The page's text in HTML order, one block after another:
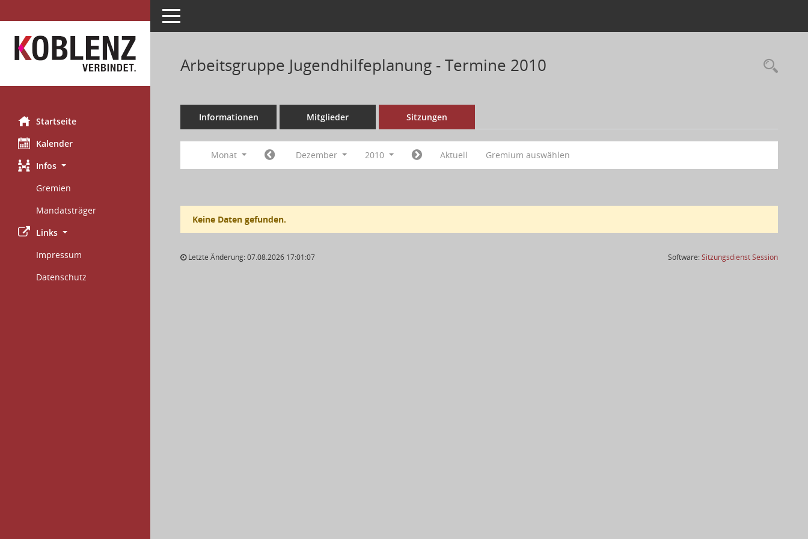
Startseite
Kalender
Infos
Gremien
Mandatsträger
Links
Impressum
Datenschutz
Toggle navigation
Arbeitsgruppe Jugendhilfeplanung - Termine 2010
Informationen Mitglieder Sitzungen
Monat Dezember 2010 Aktuell Gremium auswählen
Keine Daten gefunden.
Letzte Änderung: 07.08.2026 17:01:07 Software:SitzungsdienstSession(Wird in